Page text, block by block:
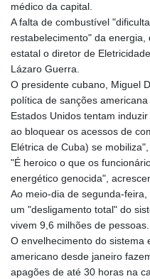
médico da capital.
A falta de combustível
restabelecimento" da
estatal o diretor de
Lázaro Guerra.
O presidente cubano, Miguel
política de sanções
Estados Unidos tentam
ao bloquear os acessos de
Elétrica de Cuba) se
"É heroico o que os
energético genocida",
Ao meio-dia de segunda-
um "desligamento total" do
vivem 9,6 milhões de
O envelhecimento do sistema
americano desde janeiro
apagões de até 30 horas na